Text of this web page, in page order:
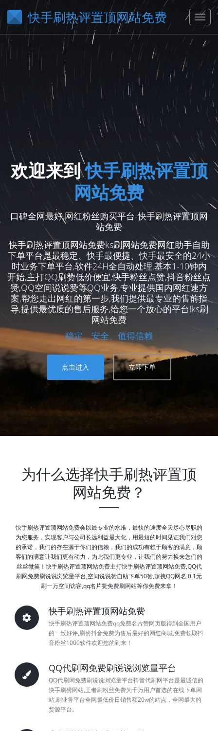
快手刷热评置顶网站免费
欢迎来到快手刷热评置顶
网站免费
口碑全网最好,网红粉丝购买平台-快手刷热评置顶网
站免费
快手刷热评置顶网站免费ks刷网站免费网红助手自助
下单平台是最稳定、快手最便捷、快手最安全的24小
时业务下单平台,软件24H全自动处理.基本1-10钟内
开始,主打QQ刷赞低价便宜,快手粉丝点赞,抖音粉丝点
赞,QQ空间说说赞等QQ业务,专业提供国内网红速方
案,帮您走出网红的第一步,我们提供最专业的售前指
导,提供最优质的售后服务,给您一个放心的平台!ks刷
网站免费
稳定、安全、值得信赖
点击进入 立即下单
为什么选择快手刷热评置顶
网站免费？
快手刷热评置顶网站免费会以最专业的水准，最快的速度全天尽心尽职的
为您服务，实现客户与公司长远利益最大化，用最短的时间见证我们对您
的承诺，我们的存在源于你们的信赖，我们的成功有赖于顾客的满意，顾
客们的满意让我们更有动力，为此我们更专业，让我们的努力换来您们的
丝丝微笑！快手刷热评置顶网站免费主打快手刷热评置顶网站免费,QQ代
刷网免费刷说说浏览量平台,空间说说赞自助下单50赞,超拽QQ网名,0.1元
刷一万空间访客,qq名片赞免费刷网站等你免费来拿！
快手刷热评置顶网站免费
快手刷热评置顶网站免费qq免费名片赞网页版得到全国用户
的一致好评,刷赞抖音免费为售后最好的网红商城,免费领取抖
音粉丝1000软件欢迎您的到来！
QQ代刷网免费刷说说浏览量平台
QQ代刷网免费刷说说浏览量平台抖音代刷网平台是最诚信的
快手刷赞网站,王者刷粉丝免费为千万用户首选的在线下单网
站,刷业务平台全网最低价日销售额20w的站点，全网最大的
货源平台。